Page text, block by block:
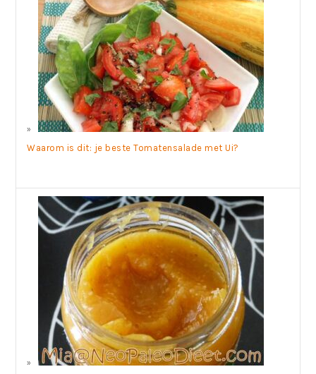
Waarom is dit: je beste Tomatensalade met Ui?